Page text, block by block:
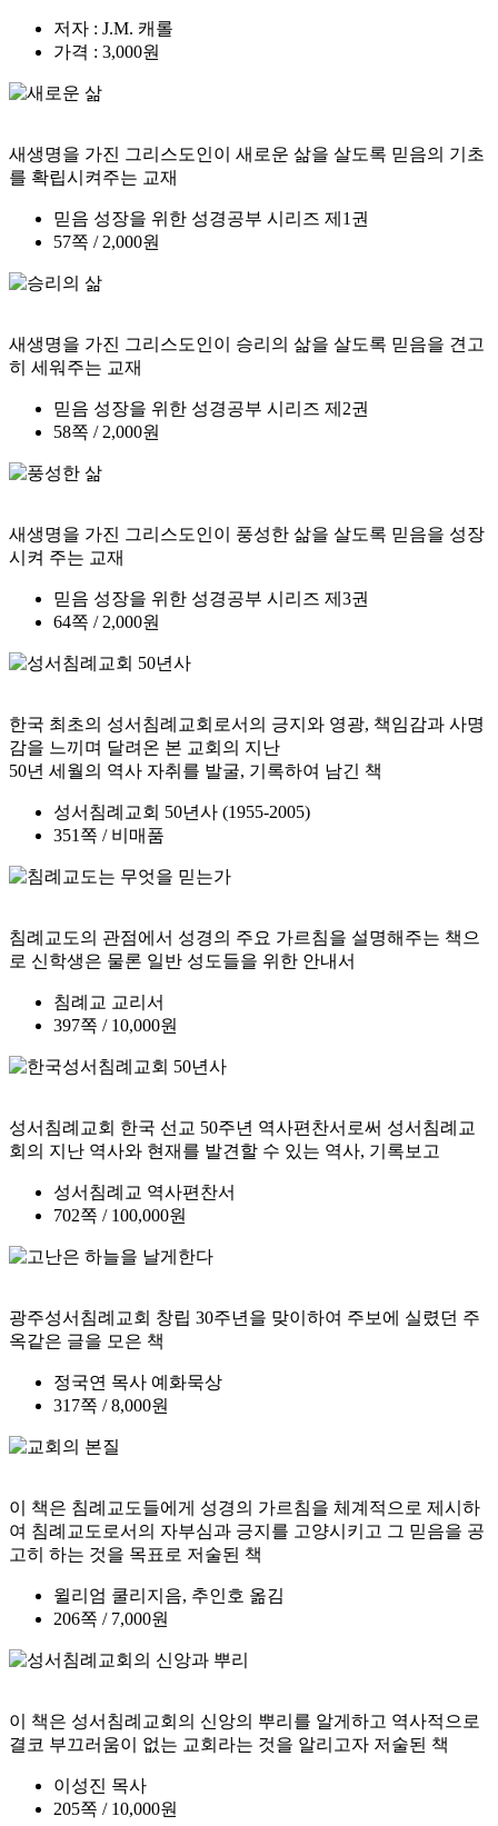
저자 : J.M. 캐롤
가격 : 3,000원
새생명을 가진 그리스도인이 새로운 삶을 살도록 믿음의 기초
를 확립시켜주는 교재
믿음 성장을 위한 성경공부 시리즈 제1권
57쪽 / 2,000원
새생명을 가진 그리스도인이 승리의 삶을 살도록 믿음을 견고
히 세워주는 교재
믿음 성장을 위한 성경공부 시리즈 제2권
58쪽 / 2,000원
새생명을 가진 그리스도인이 풍성한 삶을 살도록 믿음을 성장
시켜 주는 교재
믿음 성장을 위한 성경공부 시리즈 제3권
64쪽 / 2,000원
한국 최초의 성서침례교회로서의 긍지와 영광, 책임감과 사명
감을 느끼며 달려온 본 교회의 지난
50년 세월의 역사 자취를 발굴, 기록하여 남긴 책
성서침례교회 50년사 (1955-2005)
351쪽 / 비매품
침례교도의 관점에서 성경의 주요 가르침을 설명해주는 책으
로 신학생은 물론 일반 성도들을 위한 안내서
침례교 교리서
397쪽 / 10,000원
성서침례교회 한국 선교 50주년 역사편찬서로써 성서침례교
회의 지난 역사와 현재를 발견할 수 있는 역사, 기록보고
성서침례교 역사편찬서
702쪽 / 100,000원
광주성서침례교회 창립 30주년을 맞이하여 주보에 실렸던 주
옥같은 글을 모은 책
정국연 목사 예화묵상
317쪽 / 8,000원
이 책은 침례교도들에게 성경의 가르침을 체계적으로 제시하
여 침례교도로서의 자부심과 긍지를 고양시키고 그 믿음을 공
고히 하는 것을 목표로 저술된 책
윌리엄 쿨리지음, 추인호 옮김
206쪽 / 7,000원
이 책은 성서침례교회의 신앙의 뿌리를 알게하고 역사적으로
결코 부끄러움이 없는 교회라는 것을 알리고자 저술된 책
이성진 목사
205쪽 / 10,000원